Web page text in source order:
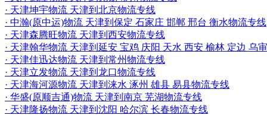
· 天津坤宇物流 天津到北京物流专线
· 中瀚(原中运)物流 天津到保定 石家庄 邯郸 邢台 衡水物流专线
· 天津森腾旺物流 天津到西安物流专线
· 天津翰华物流 天津到延安 宝鸡 庆阳 天水 西安 榆林 定边 乌
· 天津佳迅达物流 天津到常州物流专线
· 天津立发物流 天津到龙口物流专线
· 天津海河源物流 天津到涞水 涿州 雄县 易县物流专线
· 华盛(原顺吉通)物流 天津到南京 芜湖物流专线
· 天津隆扬物流 天津到沈阳 哈尔滨 长春物流专线